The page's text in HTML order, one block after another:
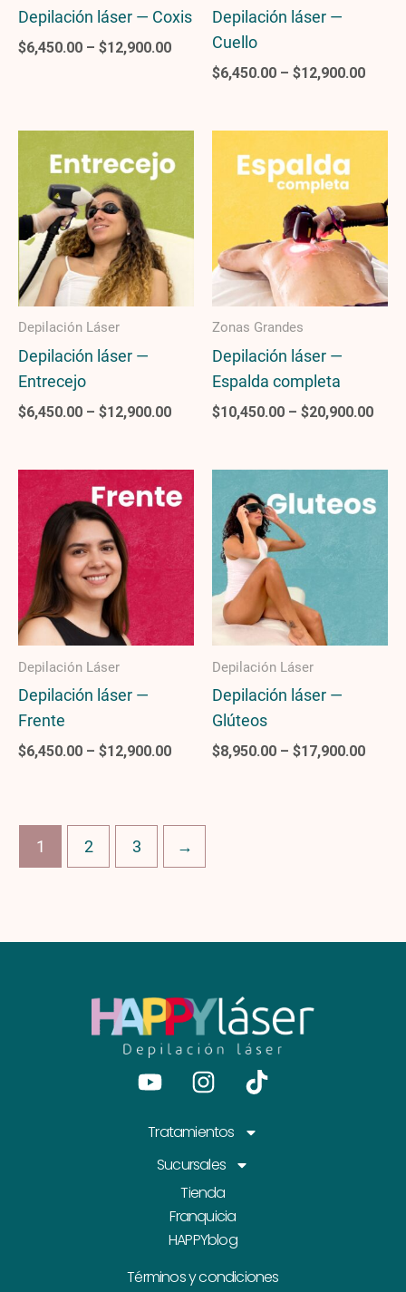
Depilación láser — Coxis
$6,450.00 – $12,900.00
Depilación láser —
Cuello
$6,450.00 – $12,900.00
Depilación Láser
Depilación láser —
Entrecejo
$6,450.00 – $12,900.00
range:
$6,450.00
Zonas Grandes
Depilación láser —
Espalda completa
$10,450.00 – $20,900.00
Depilación Láser
Depilación láser —
Frente
$6,450.00 – $12,900.00
range:
$6,450.00
through
$12,900.00
Depilación Láser
Depilación láser —
Glúteos
$8,950.00 – $17,900.00
1 2 3 →
YoutubeInstagram
Tiktok
Tratamientos
Sucursales
Tienda
Franquicia
HAPPYblog
Términos y condiciones